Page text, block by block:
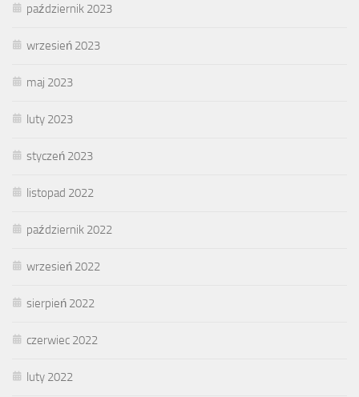
październik 2023
wrzesień 2023
maj 2023
luty 2023
styczeń 2023
listopad 2022
październik 2022
wrzesień 2022
sierpień 2022
czerwiec 2022
luty 2022